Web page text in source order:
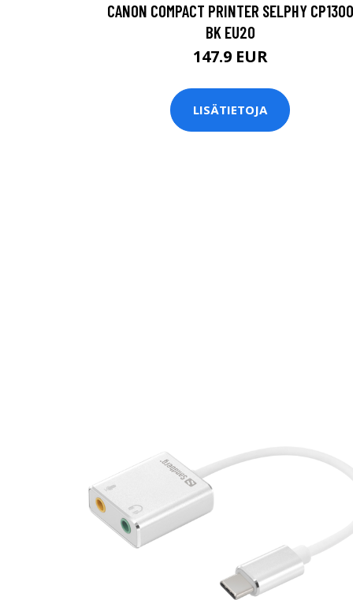
CANON COMPACT PRINTER SELPHY CP1300
BK EU20
147.9 EUR
LISÄTIETOJA